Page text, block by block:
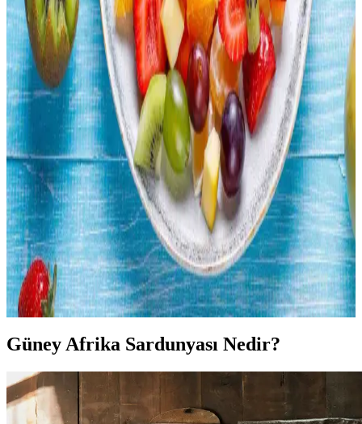
Basit malzemelerle hazırlanan ev yapımı risotto, ekonomik zorluklar
yaşayanlar için besleyici ve doyurucu bir alternatif sunar. Tarif, sabır
ve dikkat gerektirir, lezzeti artırmak için çeşitli öneriler içerir.
Rotisserie Tavukların Ekonomisi: Zaman ve Maliyet
Tasarrufu Sağlayan Seçenekler
Rotisserie tavuklar, marketlerde çiğ tavuklara kıyasla daha uygun
fiyatlı ve pratik bir seçenek sunar. Kalite ve sağlık açısından evde
yetiştirilen tavuklar farklılık gösterirken, tüketiciler bütçe ve
tercihlerine göre seçim yapar.
Meyve Tüketimini Artırmak İçin Pratik Yöntemler
ve Saklama Teknikleri
Meyve tüketimini artırmak için pratik saklama ve hazırlama
yöntemleri, düzenli tüketim alışkanlıkları ve çeşitli sunum teknikleri
ele alınmaktadır. Bu yöntemler israfı önler ve sağlıklı beslenmeyi
destekler.
Güney Afrika Sardunyası Nedir?